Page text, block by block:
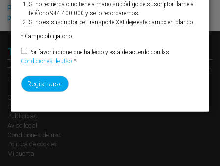
Paceco equipará una terminal en Constanza con una grúa
portainer y dos transtainers
Transporte XXI
Transporte XXI es el periódico de referencia del transporte y la logística en
España, perteneciente al Grupo XXI de Comunicación Empresarial.
Quienes somos
Contacto
Publicidad
Aviso legal
Condiciones de uso
Política de cookies
Mi cuenta
Si no recuerda o no tiene a mano su código de suscriptor llame al
teléfono 944 400 000 y se lo recordaremos.
Si no es suscriptor de Transporte XXI deje este campo en blanco.
* Campo obligatorio
Por favor indique que ha leído y está de acuerdo con las
Condiciones de Uso *